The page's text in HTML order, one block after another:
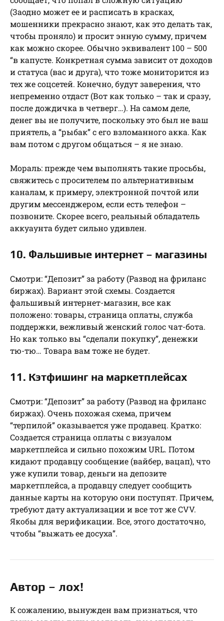
(Заодно может ее и расписать в красках,
мошенники прекрасно знают, как это делать так,
чтобы проняло) и просит энную сумму, причем
как можно скорее. Обычно эквивалент 100 – 500
“в капусте. Конкретная сумма зависит от доходов
и статуса (вас и друга), что тоже мониторится из
тех же соцсетей. Конечно, будут заверения, что
непременно отдаст (Вот как только – так и сразу,
после дождичка в четверг…). На самом деле,
денег вы не получите, поскольку это был не ваш
приятель, а “рыбак” с его взломанного акка. Как
вам потом с другом общаться – я не знаю.
Мораль: прежде чем выполнять такие просьбы,
свяжитесь с просителем по альтернативным
каналам, к примеру, электронной почтой или
другим мессенджером, если есть телефон –
позвоните. Скорее всего, реальный обладатель
аккуаунта будет сильно удивлен.
10. Фальшивые интернет – магазины
Смотри: “Депозит” за работу (Развод на фриланс
биржах). Вариант этой схемы. Создается
фальшивый интернет-магазин, все как
положено: товары, страница оплаты, служба
поддержки, вежливый женский голос чат-бота.
Но как только вы “сделали покупку”, денежки
тю-тю… Товара вам тоже не будет.
11. Кэтфишинг на маркетплейсах
Смотри: “Депозит” за работу (Развод на фриланс
биржах). Очень похожая схема, причем
“терпилой” оказывается уже продавец. Кратко:
Создается страница оплаты с визуалом
маркетплейса и сильно похожим URL. Потом
кидают продавцу сообщение (вайбер, вацап), что
уже купили товар, деньги на депозите
маркетплейса, а продавцу следует сообщить
данные карты на которую они поступят. Причем,
требуют дату актуализации и все тот же CVV.
Якобы для верификации. Все, этого достаточно,
чтобы “выжать ее досуха”.
Автор – лох!
К сожалению, вынужден вам признаться, что